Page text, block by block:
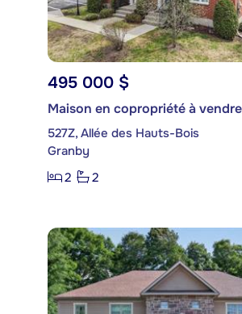
495 000 $
Maison en copropriété à vendre
527Z, Allée des Hauts-Bois
Granby
2
2